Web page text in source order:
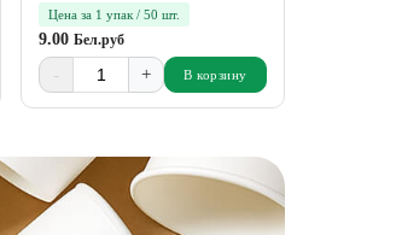
Цена за 1 упак / 50 шт.
9.00 Бел.руб
- + В корзину